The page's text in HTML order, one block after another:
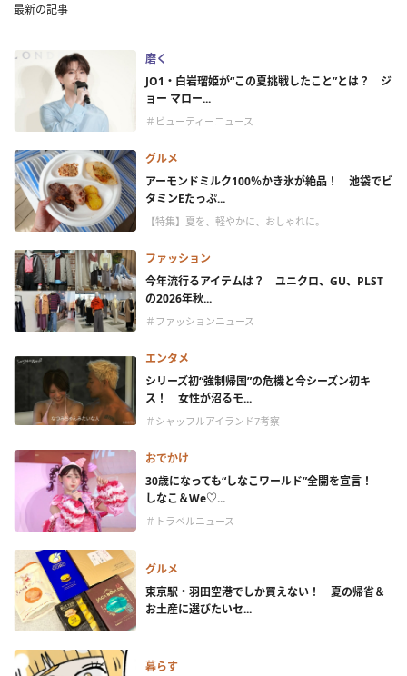
最新の記事
磨く
JO1・白岩瑠姫が“この夏挑戦したこと”とは？ ジ
ョー マロー...
＃ビューティーニュース
グルメ
アーモンドミルク100％かき氷が絶品！ 池袋でビ
タミンEたっぷ...
【特集】夏を、軽やかに、おしゃれに。
ファッション
今年流行るアイテムは？ ユニクロ、GU、PLST
の2026年秋...
＃ファッションニュース
エンタメ
シリーズ初“強制帰国”の危機と今シーズン初キ
ス！ 女性が沼るモ...
＃シャッフルアイランド7考察
おでかけ
30歳になっても“しなこワールド”全開を宣言！
しなこ＆We♡...
＃トラベルニュース
グルメ
東京駅・羽田空港でしか買えない！ 夏の帰省＆
お土産に選びたいセ...
暮らす